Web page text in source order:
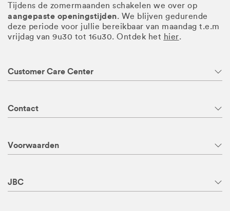
Tijdens de zomermaanden schakelen we over op
aangepaste openingstijden. We blijven gedurende
deze periode voor jullie bereikbaar van maandag t.e.m
vrijdag van 9u30 tot 16u30. Ontdek het hier.
Customer Care Center
Contact
Voorwaarden
JBC